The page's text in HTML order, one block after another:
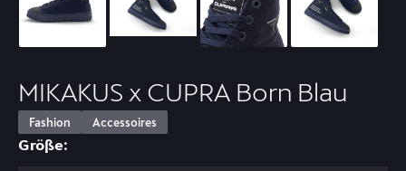
MIKAKUS x CUPRA Born Blau
Fashion Accessoires
Größe: